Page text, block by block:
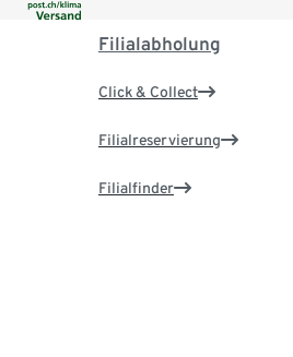
Filialabholung
Click & Collect
Filialreservierung
Filialfinder